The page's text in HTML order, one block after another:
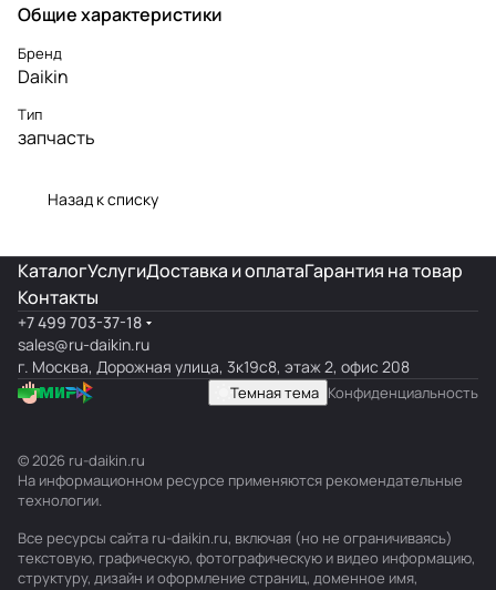
Общие характеристики
Бренд
Daikin
Тип
запчасть
Назад к списку
КаталогУслугиДоставка и оплатаГарантия на товар
Контакты
+7 499 703-37-18
sales@ru-daikin.ru
г. Москва, Дорожная улица, 3к19с8, этаж 2, офис 208
Темная тема Конфиденциальность
© 2026 ru-daikin.ru
На информационном ресурсе применяются рекомендательные
технологии.
Все ресурсы сайта ru-daikin.ru, включая (но не ограничиваясь)
текстовую, графическую, фотографическую и видео информацию,
структуру, дизайн и оформление страниц, доменное имя,